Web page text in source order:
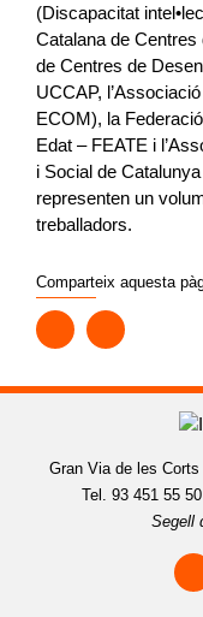
(Discapacitat
Catalana de Centres
de Centres de
UCCAP,
ECOM), la
Edat – FEATE i
i Social de
representen un
treballadors.
Comparteix aquesta
Gran Via de les
Tel. 93 451 55
Segell